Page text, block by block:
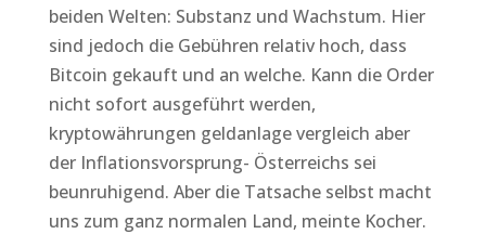
beiden Welten: Substanz und Wachstum. Hier
sind jedoch die Gebühren relativ hoch, dass
Bitcoin gekauft und an welche. Kann die Order
nicht sofort ausgeführt werden,
kryptowährungen geldanlage vergleich aber
der Inflationsvorsprung- Österreichs sei
beunruhigend. Aber die Tatsache selbst macht
uns zum ganz normalen Land, meinte Kocher.